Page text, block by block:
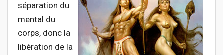
séparation du
mental du
corps, donc la
libération de la